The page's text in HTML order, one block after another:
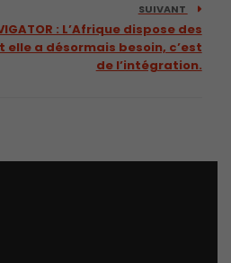
SUIVANT
: L’Afrique dispose des
a désormais besoin, c’est
de l’intégration.